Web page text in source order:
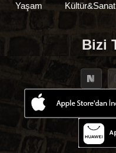
Yaşam
Kültür&Sanat
Bizi